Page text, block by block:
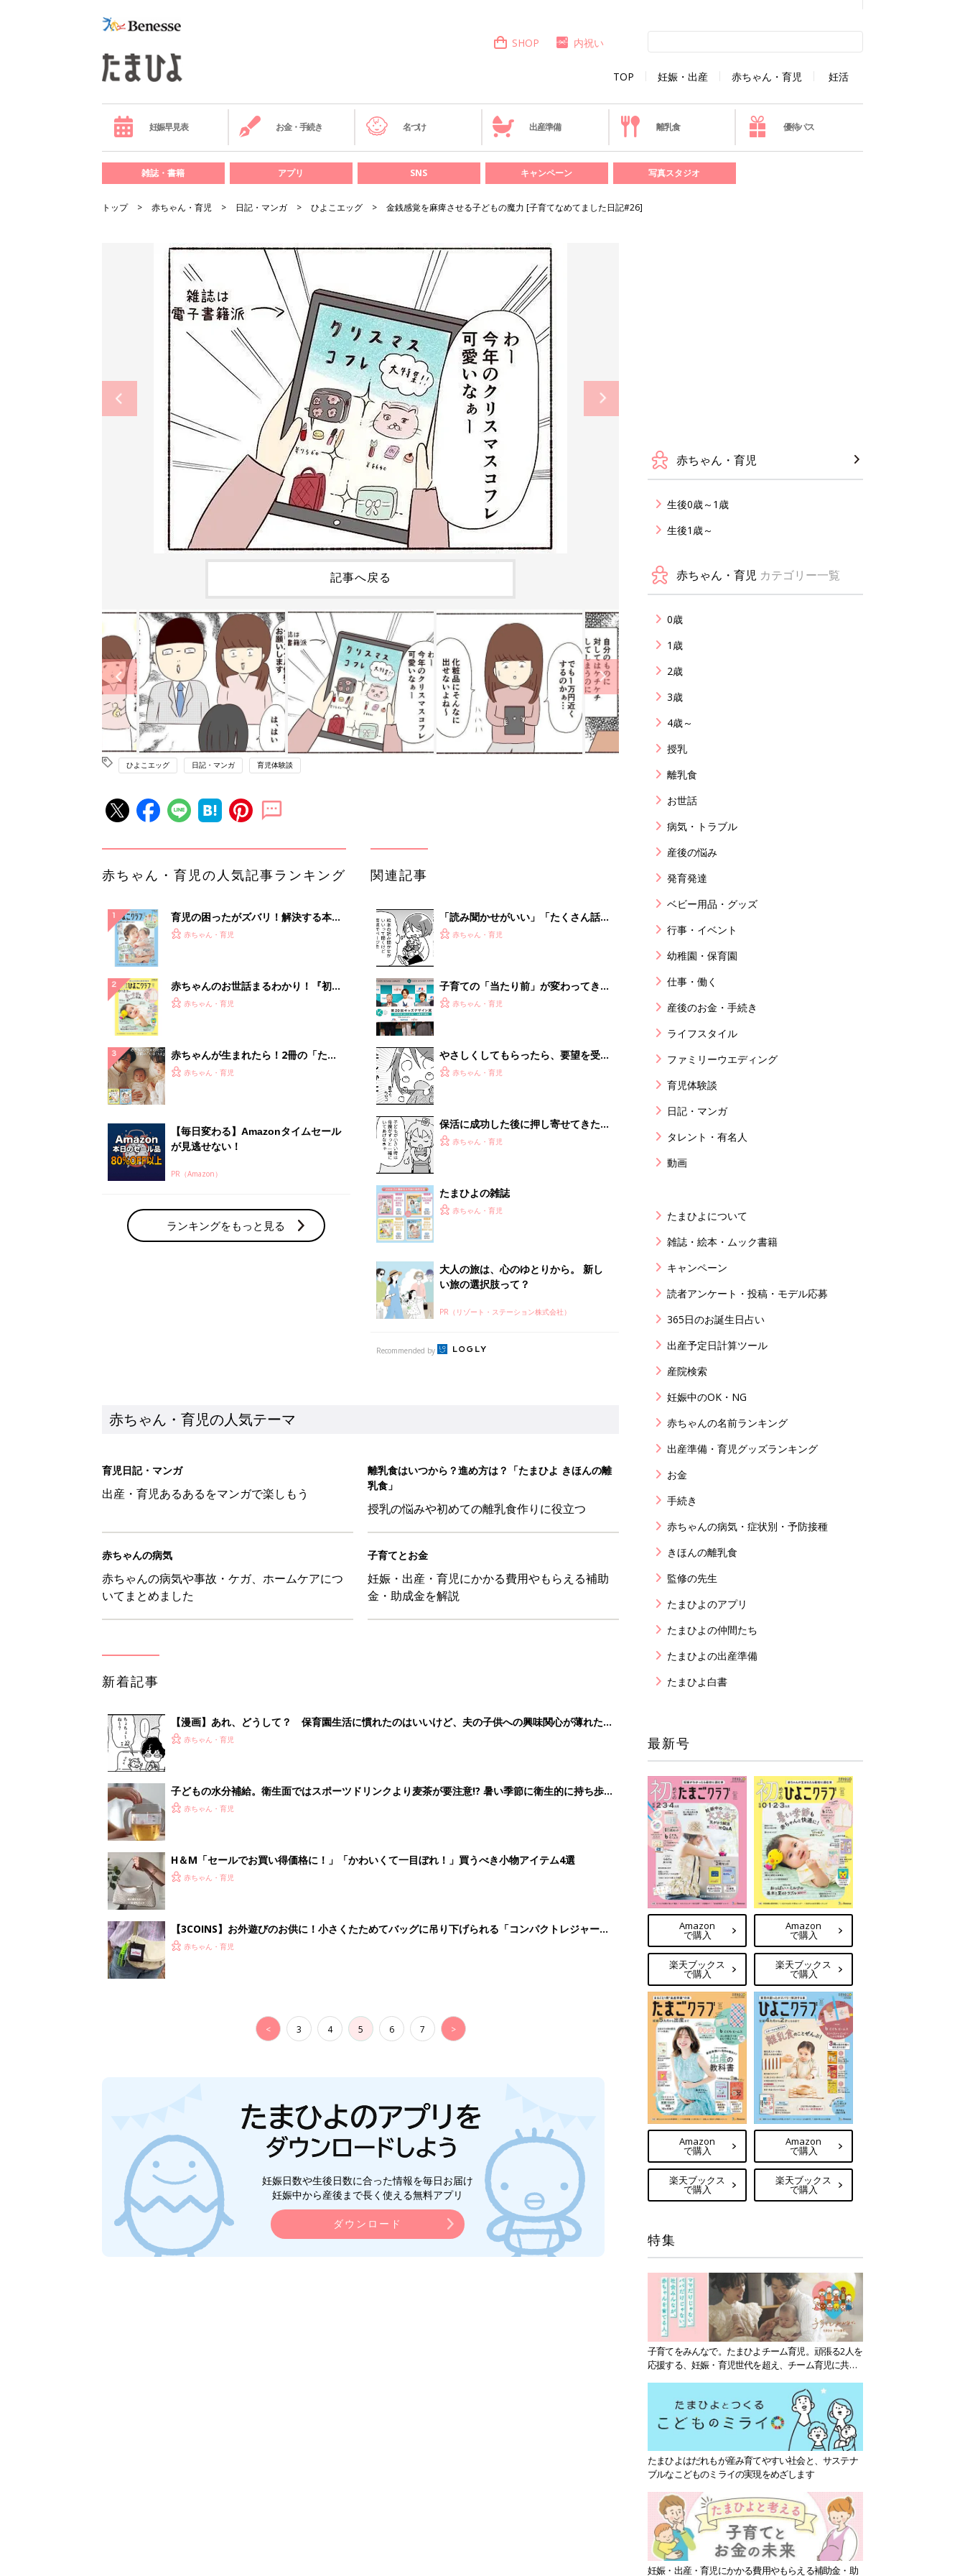
TOP 妊娠・出産 赤ちゃん・育児 妊活
SHOP 内祝い
妊娠早見表 お金・手続き 名づけ 出産準備 離乳食 優待パス
雑誌・書籍 アプリ SNS キャンペーン 写真スタジオ
トップ 赤ちゃん・育児 日記・マンガ ひよこエッグ 金銭感覚を麻痺させる子どもの魔力 [子育てなめてました日記#26]
記事へ戻る
ひよこエッグ 日記・マンガ 育児体験談
赤ちゃん・育児の人気記事ランキング
育児の困ったがズバリ！解決する本
『ひよこクラブ 夏号』 4カ月～2才
赤ちゃん・育児
赤ちゃんのお世話まるわかり！『初め
てのひよこクラブ 夏号』〈巻頭大特
赤ちゃん・育児
赤ちゃんが生まれたら！2冊の「たま
ひよ」
赤ちゃん・育児
【毎日変わる】Amazonタイムセール
が見逃せない！
PR（Amazon）
ランキングをもっと見る
関連記事
「読み聞かせがいい」「たくさん話し
かけて」というけど……子どもの発語
赤ちゃん・育児
子育ての「当たり前」が変わってき
た⁉ 20周年を迎えるキッズデザイン
赤ちゃん・育児
やさしくしてもらったら、要望を受け
入れるべき？ 子どもの安全を最優先
赤ちゃん・育児
保活に成功した後に押し寄せてきた
「大事な子どもを預けていいの？」と
赤ちゃん・育児
たまひよの雑誌
赤ちゃん・育児
大人の旅は、心のゆとりから。 新し
い旅の選択肢って？
PR（リゾート・ステーション株式会社）
Recommended by
赤ちゃん・育児の人気テーマ
育児日記・マンガ
出産・育児あるあるをマンガで楽しもう
離乳食はいつから？進め方は？「たまひよ きほんの離
乳食」
授乳の悩みや初めての離乳食作りに役立つ
赤ちゃんの病気
赤ちゃんの病気や事故・ケガ、ホームケアにつ
いてまとめました
子育てとお金
妊娠・出産・育児にかかる費用やもらえる補助
金・助成金を解説
新着記事
【漫画】あれ、どうして？ 保育園生活に慣れたのはいいけど、夫の子供への興味関心が薄れた気
がする……！『ふうふう子育て ＃91』
赤ちゃん・育児
子どもの水分補給。衛生面ではスポーツドリンクより麦茶が要注意!? 暑い季節に衛生的に持ち歩
く3つのコツとは？【専門家監修】
赤ちゃん・育児
H＆М「セールでお買い得価格に！」「かわいくて一目ぼれ！」買うべき小物アイテム4選
赤ちゃん・育児
【3COINS】お外遊びのお供に！小さくたためてバッグに吊り下げられる「コンパクトレジャーシ
ート」
赤ちゃん・育児
< 3 4 5 6 7 >
妊娠日数や生後日数に合った情報を毎日お届け
妊娠中から産後まで長く使える無料アプリ
ダウンロード
赤ちゃん・育児
生後0歳～1歳
生後1歳～
赤ちゃん・育児 カテゴリー一覧
0歳
1歳
2歳
3歳
4歳～
授乳
離乳食
お世話
病気・トラブル
産後の悩み
発育発達
ベビー用品・グッズ
行事・イベント
幼稚園・保育園
仕事・働く
産後のお金・手続き
ライフスタイル
ファミリーウエディング
育児体験談
日記・マンガ
タレント・有名人
動画
たまひよについて
雑誌・絵本・ムック書籍
キャンペーン
読者アンケート・投稿・モデル応募
365日のお誕生日占い
出産予定日計算ツール
産院検索
妊娠中のOK・NG
赤ちゃんの名前ランキング
出産準備・育児グッズランキング
お金
手続き
赤ちゃんの病気・症状別・予防接種
きほんの離乳食
監修の先生
たまひよのアプリ
たまひよの仲間たち
たまひよの出産準備
たまひよ白書
最新号
Amazon
で購入
楽天ブックス
で購入
Amazon
で購入
楽天ブックス
で購入
Amazon
で購入
楽天ブックス
で購入
Amazon
で購入
楽天ブックス
で購入
特集
子育てをみんなで。たまひよチーム育児。頑張る2人を
応援する、妊娠・育児世代を超え、チーム育児に共感
たまひよはだれもが産み育てやすい社会と、サステナ
ブルなこどものミライの実現をめざします
妊娠・出産・育児にかかる費用やもらえる補助金・助